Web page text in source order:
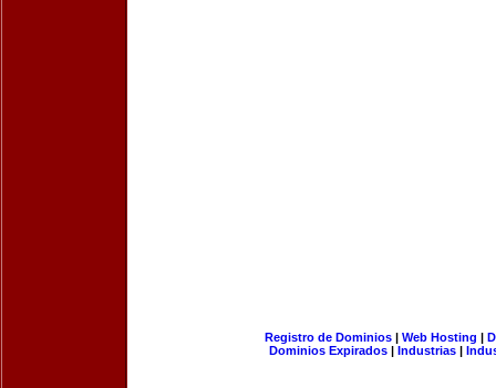
Registro de Dominios| Web Hosting |
Dominios Expirados | Industrias |